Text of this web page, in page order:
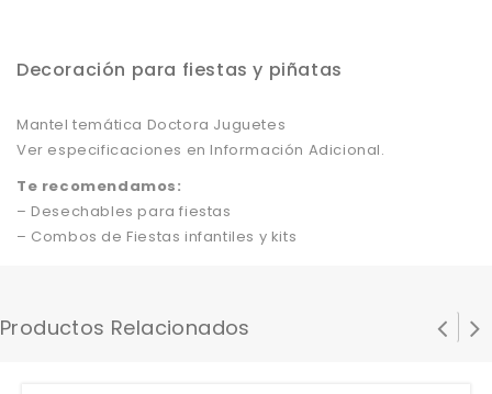
Decoración para fiestas y piñatas
Mantel temática Doctora Juguetes
Ver especificaciones en Información Adicional.
Te recomendamos:
– Desechables para fiestas
– Combos de Fiestas infantiles y kits
Productos Relacionados